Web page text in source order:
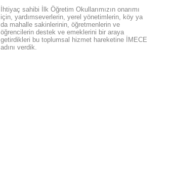
İhtiyaç sahibi İlk Öğretim Okullarımızın onarımı
için, yardımseverlerin, yerel yönetimlerin, köy ya
da mahalle sakinlerinin, öğretmenlerin ve
öğrencilerin destek ve emeklerini bir araya
getirdikleri bu toplumsal hizmet hareketine İMECE
adını verdik.